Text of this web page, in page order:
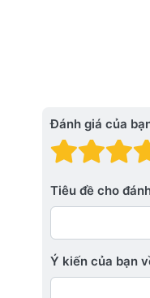
Đánh giá của
Đánh
Tiêu đề cho
Ý kiến ​​của bạn